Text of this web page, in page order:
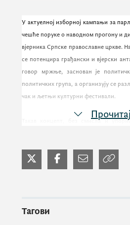
У актуелној изборној кампањи за
чешће поруке о наводном прогону и
вјерника Српске православне цркве.
се потенцира грађански и вјерски
говор мржње, заснован је
политичких група, а организују се
чак и љетњи културни фестивали.
Такав концепт, без смисла и
не смију гласати како би се и
опструирала секуларизација и пуна
је обавезно да активно и
Тагови